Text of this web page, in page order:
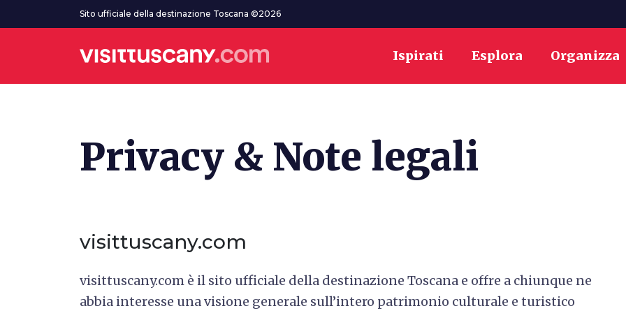
Vai al contenuto principaleSito ufficiale della destinazione Toscana ©2026
Ispirati Esplora Organizza
Privacy & Note legali
visittuscany.com
visittuscany.com è il sito ufficiale della destinazione Toscana e offre a chiunque ne
abbia interesse una visione generale sull’intero patrimonio culturale e turistico